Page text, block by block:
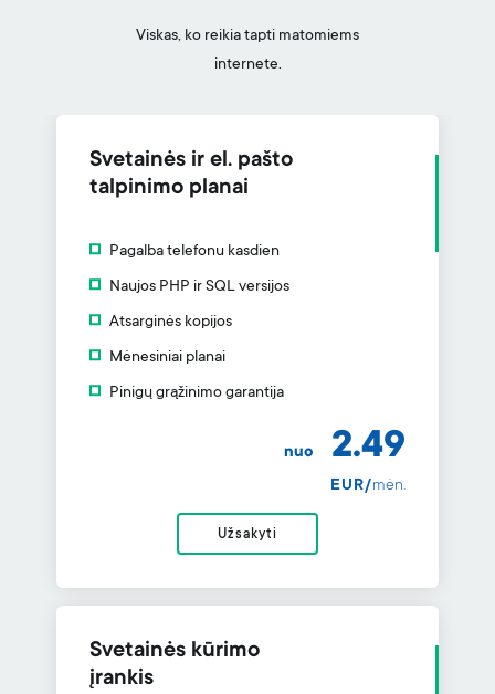
Viskas, ko reikia tapti matomiems
internete.
Svetainės ir el. pašto
talpinimo planai
Pagalba telefonu kasdien
Naujos PHP ir SQL versijos
Atsarginės kopijos
Mėnesiniai planai
Pinigų grąžinimo garantija
nuo 2.49
EUR/mėn.
Užsakyti
Svetainės kūrimo
įrankis